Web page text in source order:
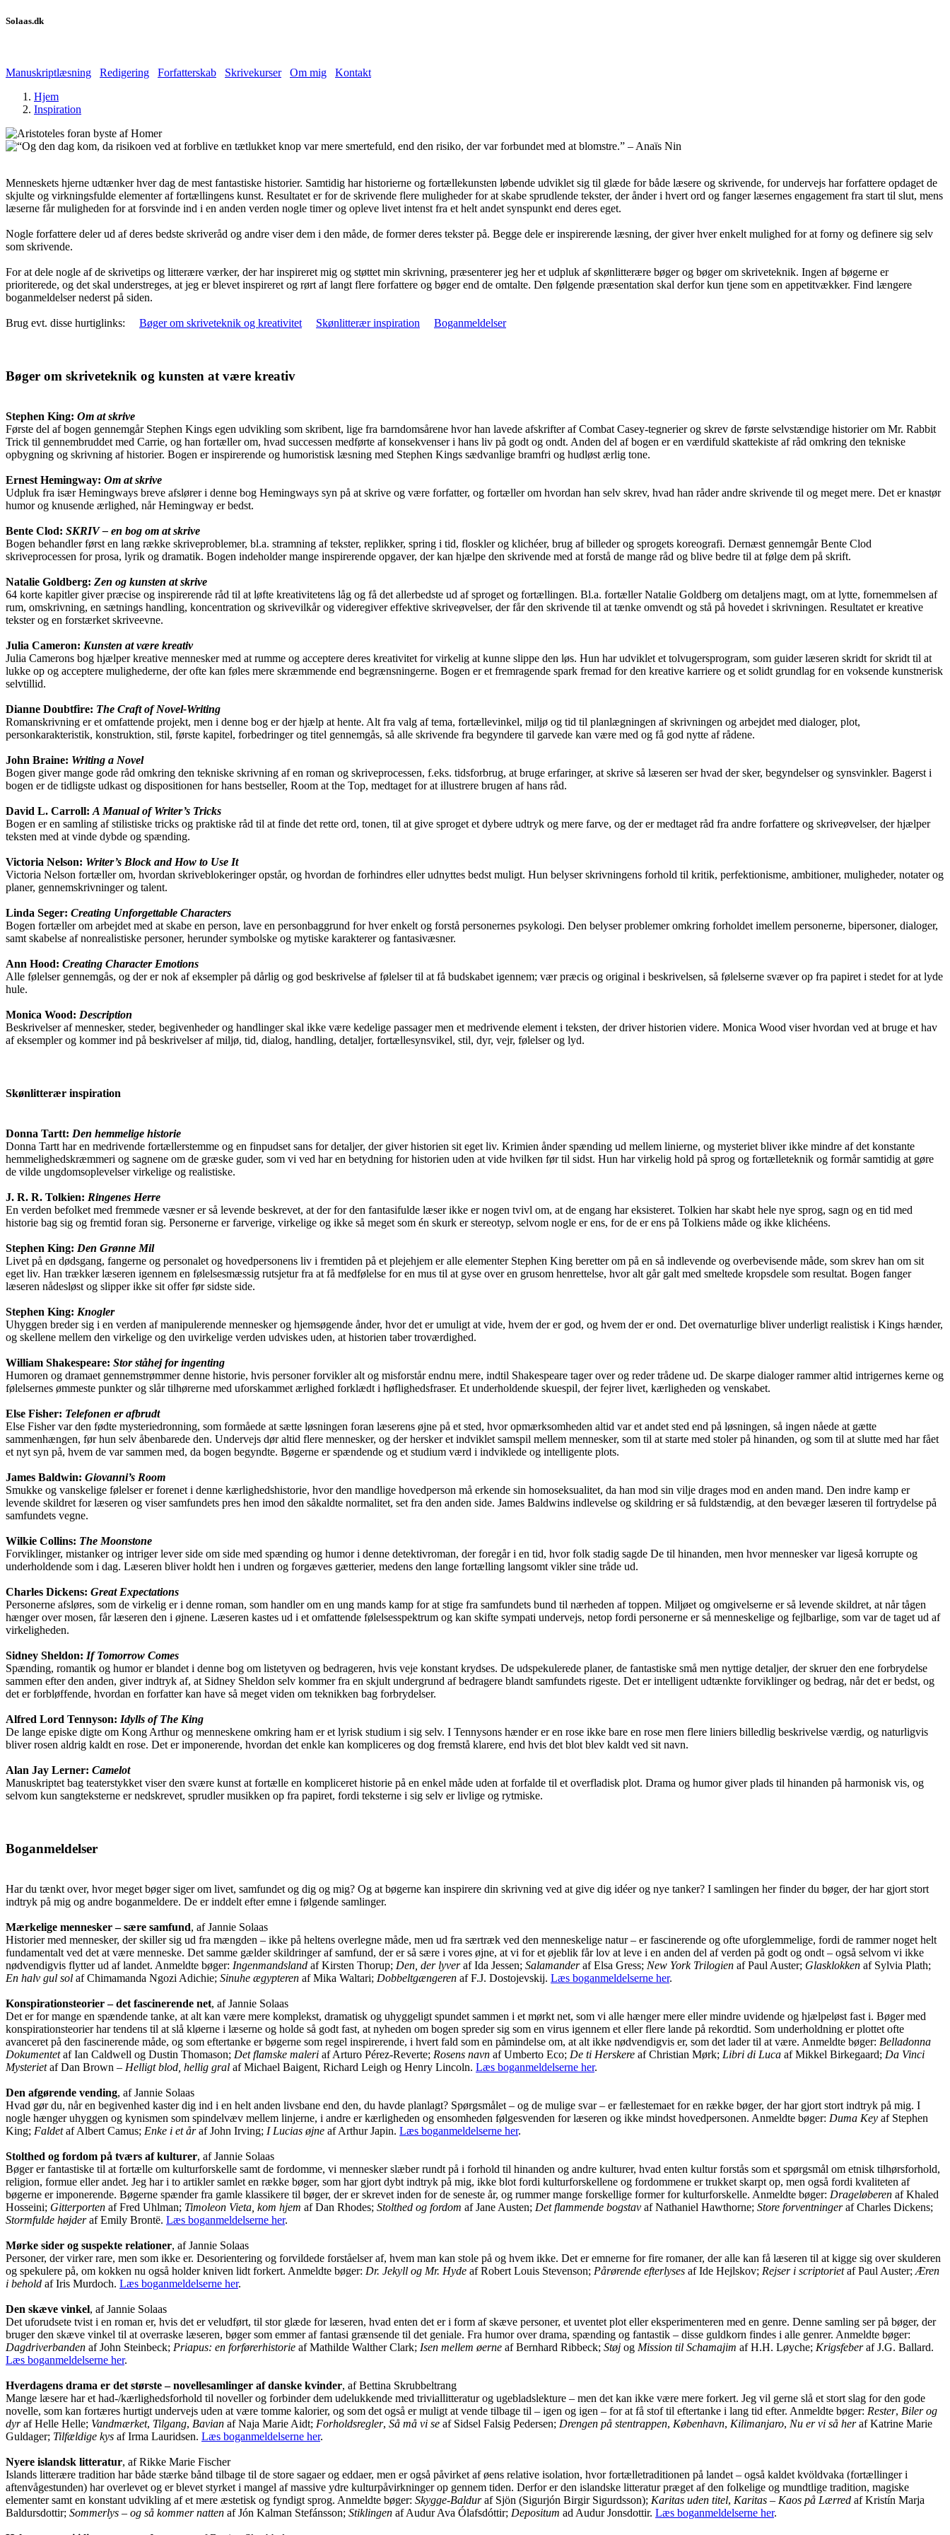
Solaas.dk
Manuskriptlæsning Redigering Forfatterskab Skrivekurser Om mig
Kontakt
Hjem
Inspiration
Menneskets hjerne udtænker hver dag de mest fantastiske historier. Samtidig har historierne og fortællekunsten løbende udviklet sig til glæde for både læsere og skrivende, for undervejs har forfattere opdaget de
skjulte og virkningsfulde elementer af fortællingens kunst. Resultatet er for de skrivende flere muligheder for at skabe sprudlende tekster, der ånder i hvert ord og fanger læsernes engagement fra start til slut, mens
læserne får muligheden for at forsvinde ind i en anden verden nogle timer og opleve livet intenst fra et helt andet synspunkt end deres eget.
Nogle forfattere deler ud af deres bedste skriveråd og andre viser dem i den måde, de former deres tekster på. Begge dele er inspirerende læsning, der giver hver enkelt mulighed for at forny og definere sig selv
som skrivende.
For at dele nogle af de skrivetips og litterære værker, der har inspireret mig og støttet min skrivning, præsenterer jeg her et udpluk af skønlitterære bøger og bøger om skriveteknik. Ingen af bøgerne er
prioriterede, og det skal understreges, at jeg er blevet inspireret og rørt af langt flere forfattere og bøger end de omtalte. Den følgende præsentation skal derfor kun tjene som en appetitvækker. Find længere
boganmeldelser nederst på siden.
Brug evt. disse hurtiglinks: Bøger om skriveteknik og kreativitet Skønlitterær inspiration Boganmeldelser
Bøger om skriveteknik og kunsten at være kreativ
Stephen King: Om at skrive
Første del af bogen gennemgår Stephen Kings egen udvikling som skribent, lige fra barndomsårene hvor han lavede afskrifter af Combat Casey-tegnerier og skrev de første selvstændige historier om Mr. Rabbit
Trick til gennembruddet med Carrie, og han fortæller om, hvad successen medførte af konsekvenser i hans liv på godt og ondt. Anden del af bogen er en værdifuld skattekiste af råd omkring den tekniske
opbygning og skrivning af historier. Bogen er inspirerende og humoristisk læsning med Stephen Kings sædvanlige bramfri og hudløst ærlig tone.
Ernest Hemingway: Om at skrive
Udpluk fra især Hemingways breve afslører i denne bog Hemingways syn på at skrive og være forfatter, og fortæller om hvordan han selv skrev, hvad han råder andre skrivende til og meget mere. Det er knastør
humor og knusende ærlighed, når Hemingway er bedst.
Bente Clod: SKRIV – en bog om at skrive
Bogen behandler først en lang række skriveproblemer, bl.a. stramning af tekster, replikker, spring i tid, floskler og klichéer, brug af billeder og sprogets koreografi. Dernæst gennemgår Bente Clod
skriveprocessen for prosa, lyrik og dramatik. Bogen indeholder mange inspirerende opgaver, der kan hjælpe den skrivende med at forstå de mange råd og blive bedre til at følge dem på skrift.
Natalie Goldberg: Zen og kunsten at skrive
64 korte kapitler giver præcise og inspirerende råd til at løfte kreativitetens låg og få det allerbedste ud af sproget og fortællingen. Bl.a. fortæller Natalie Goldberg om detaljens magt, om at lytte, fornemmelsen af
rum, omskrivning, en sætnings handling, koncentration og skrivevilkår og videregiver effektive skriveøvelser, der får den skrivende til at tænke omvendt og stå på hovedet i skrivningen. Resultatet er kreative
tekster og en forstærket skriveevne.
Julia Cameron: Kunsten at være kreativ
Julia Camerons bog hjælper kreative mennesker med at rumme og acceptere deres kreativitet for virkelig at kunne slippe den løs. Hun har udviklet et tolvugersprogram, som guider læseren skridt for skridt til at
lukke op og acceptere mulighederne, der ofte kan føles mere skræmmende end begrænsningerne. Bogen er et fremragende spark fremad for den kreative karriere og et solidt grundlag for en voksende kunstnerisk
selvtillid.
Dianne Doubtfire: The Craft of Novel-Writing
Romanskrivning er et omfattende projekt, men i denne bog er der hjælp at hente. Alt fra valg af tema, fortællevinkel, miljø og tid til planlægningen af skrivningen og arbejdet med dialoger, plot,
personkarakteristik, konstruktion, stil, første kapitel, forbedringer og titel gennemgås, så alle skrivende fra begyndere til garvede kan være med og få god nytte af rådene.
John Braine: Writing a Novel
Bogen giver mange gode råd omkring den tekniske skrivning af en roman og skriveprocessen, f.eks. tidsforbrug, at bruge erfaringer, at skrive så læseren ser hvad der sker, begyndelser og synsvinkler. Bagerst i
bogen er de tidligste udkast og dispositionen for hans bestseller, Room at the Top, medtaget for at illustrere brugen af hans råd.
David L. Carroll: A Manual of Writer’s Tricks
Bogen er en samling af stilistiske tricks og praktiske råd til at finde det rette ord, tonen, til at give sproget et dybere udtryk og mere farve, og der er medtaget råd fra andre forfattere og skriveøvelser, der hjælper
teksten med at vinde dybde og spænding.
Victoria Nelson: Writer’s Block and How to Use It
Victoria Nelson fortæller om, hvordan skriveblokeringer opstår, og hvordan de forhindres eller udnyttes bedst muligt. Hun belyser skrivningens forhold til kritik, perfektionisme, ambitioner, muligheder, notater og
planer, gennemskrivninger og talent.
Linda Seger: Creating Unforgettable Characters
Bogen fortæller om arbejdet med at skabe en person, lave en personbaggrund for hver enkelt og forstå personernes psykologi. Den belyser problemer omkring forholdet imellem personerne, bipersoner, dialoger,
samt skabelse af nonrealistiske personer, herunder symbolske og mytiske karakterer og fantasivæsner.
Ann Hood: Creating Character Emotions
Alle følelser gennemgås, og der er nok af eksempler på dårlig og god beskrivelse af følelser til at få budskabet igennem; vær præcis og original i beskrivelsen, så følelserne svæver op fra papiret i stedet for at lyde
hule.
Monica Wood: Description
Beskrivelser af mennesker, steder, begivenheder og handlinger skal ikke være kedelige passager men et medrivende element i teksten, der driver historien videre. Monica Wood viser hvordan ved at bruge et hav
af eksempler og kommer ind på beskrivelser af miljø, tid, dialog, handling, detaljer, fortællesynsvikel, stil, dyr, vejr, følelser og lyd.
Skønlitterær inspiration
Donna Tartt: Den hemmelige historie
Donna Tartt har en medrivende fortællerstemme og en finpudset sans for detaljer, der giver historien sit eget liv. Krimien ånder spænding ud mellem linierne, og mysteriet bliver ikke mindre af det konstante
hemmelighedskræmmeri og sagnene om de græske guder, som vi ved har en betydning for historien uden at vide hvilken før til sidst. Hun har virkelig hold på sprog og fortælleteknik og formår samtidig at gøre
de vilde ungdomsoplevelser virkelige og realistiske.
J. R. R. Tolkien: Ringenes Herre
En verden befolket med fremmede væsner er så levende beskrevet, at der for den fantasifulde læser ikke er nogen tvivl om, at de engang har eksisteret. Tolkien har skabt hele nye sprog, sagn og en tid med
historie bag sig og fremtid foran sig. Personerne er farverige, virkelige og ikke så meget som én skurk er stereotyp, selvom nogle er ens, for de er ens på Tolkiens måde og ikke klichéens.
Stephen King: Den Grønne Mil
Livet på en dødsgang, fangerne og personalet og hovedpersonens liv i fremtiden på et plejehjem er alle elementer Stephen King beretter om på en så indlevende og overbevisende måde, som skrev han om sit
eget liv. Han trækker læseren igennem en følelsesmæssig rutsjetur fra at få medfølelse for en mus til at gyse over en grusom henrettelse, hvor alt går galt med smeltede kropsdele som resultat. Bogen fanger
læseren nådesløst og slipper ikke sit offer før sidste side.
Stephen King: Knogler
Uhyggen breder sig i en verden af manipulerende mennesker og hjemsøgende ånder, hvor det er umuligt at vide, hvem der er god, og hvem der er ond. Det overnaturlige bliver underligt realistisk i Kings hænder,
og skellene mellem den virkelige og den uvirkelige verden udviskes uden, at historien taber troværdighed.
William Shakespeare: Stor ståhej for ingenting
Humoren og dramaet gennemstrømmer denne historie, hvis personer forvikler alt og misforstår endnu mere, indtil Shakespeare tager over og reder trådene ud. De skarpe dialoger rammer altid intrigernes kerne og
følelsernes ømmeste punkter og slår tilhørerne med uforskammet ærlighed forklædt i høflighedsfraser. Et underholdende skuespil, der fejrer livet, kærligheden og venskabet.
Else Fisher: Telefonen er afbrudt
Else Fisher var den fødte mysteriedronning, som formåede at sætte løsningen foran læserens øjne på et sted, hvor opmærksomheden altid var et andet sted end på løsningen, så ingen nåede at gætte
sammenhængen, før hun selv åbenbarede den. Undervejs dør altid flere mennesker, og der hersker et indviklet samspil mellem mennesker, som til at starte med stoler på hinanden, og som til at slutte med har fået
et nyt syn på, hvem de var sammen med, da bogen begyndte. Bøgerne er spændende og et studium værd i indviklede og intelligente plots.
James Baldwin: Giovanni’s Room
Smukke og vanskelige følelser er forenet i denne kærlighedshistorie, hvor den mandlige hovedperson må erkende sin homoseksualitet, da han mod sin vilje drages mod en anden mand. Den indre kamp er
levende skildret for læseren og viser samfundets pres hen imod den såkaldte normalitet, set fra den anden side. James Baldwins indlevelse og skildring er så fuldstændig, at den bevæger læseren til fortrydelse på
samfundets vegne.
Wilkie Collins: The Moonstone
Forviklinger, mistanker og intriger lever side om side med spænding og humor i denne detektivroman, der foregår i en tid, hvor folk stadig sagde De til hinanden, men hvor mennesker var ligeså korrupte og
underholdende som i dag. Læseren bliver holdt hen i undren og forgæves gætterier, medens den lange fortælling langsomt vikler sine tråde ud.
Charles Dickens: Great Expectations
Personerne afsløres, som de virkelig er i denne roman, som handler om en ung mands kamp for at stige fra samfundets bund til nærheden af toppen. Miljøet og omgivelserne er så levende skildret, at når tågen
hænger over mosen, får læseren den i øjnene. Læseren kastes ud i et omfattende følelsesspektrum og kan skifte sympati undervejs, netop fordi personerne er så menneskelige og fejlbarlige, som var de taget ud af
virkeligheden.
Sidney Sheldon: If Tomorrow Comes
Spænding, romantik og humor er blandet i denne bog om listetyven og bedrageren, hvis veje konstant krydses. De udspekulerede planer, de fantastiske små men nyttige detaljer, der skruer den ene forbrydelse
sammen efter den anden, giver indtryk af, at Sidney Sheldon selv kommer fra en skjult undergrund af bedragere blandt samfundets rigeste. Det er intelligent udtænkte forviklinger og bedrag, når det er bedst, og
det er forbløffende, hvordan en forfatter kan have så meget viden om teknikken bag forbrydelser.
Alfred Lord Tennyson: Idylls of The King
De lange episke digte om Kong Arthur og menneskene omkring ham er et lyrisk studium i sig selv. I Tennysons hænder er en rose ikke bare en rose men flere liniers billedlig beskrivelse værdig, og naturligvis
bliver rosen aldrig kaldt en rose. Det er imponerende, hvordan det enkle kan kompliceres og dog fremstå klarere, end hvis det blot blev kaldt ved sit navn.
Alan Jay Lerner: Camelot
Manuskriptet bag teaterstykket viser den svære kunst at fortælle en kompliceret historie på en enkel måde uden at forfalde til et overfladisk plot. Drama og humor giver plads til hinanden på harmonisk vis, og
selvom kun sangteksterne er nedskrevet, sprudler musikken op fra papiret, fordi teksterne i sig selv er livlige og rytmiske.
Boganmeldelser
Har du tænkt over, hvor meget bøger siger om livet, samfundet og dig og mig? Og at bøgerne kan inspirere din skrivning ved at give dig idéer og nye tanker? I samlingen her finder du bøger, der har gjort stort
indtryk på mig og andre boganmeldere. De er inddelt efter emne i følgende samlinger.
Mærkelige mennesker – sære samfund, af Jannie Solaas
Historier med mennesker, der skiller sig ud fra mængden – ikke på heltens overlegne måde, men ud fra særtræk ved den menneskelige natur – er fascinerende og ofte uforglemmelige, fordi de rammer noget helt
fundamentalt ved det at være menneske. Det samme gælder skildringer af samfund, der er så sære i vores øjne, at vi for et øjeblik får lov at leve i en anden del af verden på godt og ondt – også selvom vi ikke
nødvendigvis flytter ud af landet. Anmeldte bøger: Ingenmandsland af Kirsten Thorup; Den, der lyveraf Ida Jessen; Salamanderaf Elsa Gress; New York Trilogien af Paul Auster; Glasklokken af Sylvia Plath;
En halv gul sol af Chimamanda Ngozi Adichie; Sinuhe ægypteren af Mika Waltari; Dobbeltgængeren af F.J. Dostojevskij. Læs boganmeldelserne her.
Konspirationsteorier – det fascinerende net, af Jannie Solaas
Det er for mange en spændende tanke, at alt kan være mere komplekst, dramatisk og uhyggeligt spundet sammen i et mørkt net, som vi alle hænger mere eller mindre uvidende og hjælpeløst fast i. Bøger med
konspirationsteorier har tendens til at slå kløerne i læserne og holde så godt fast, at nyheden om bogen spreder sig som en virus igennem et eller flere lande på rekordtid. Som underholdning er plottet ofte
avanceret på den fascinerende måde, og som eftertanke er bøgerne som regel inspirerende, i hvert fald som en påmindelse om, at alt ikke nødvendigvis er, som det lader til at være. Anmeldte bøger: Belladonna
Dokumentetaf Ian Caldwell og Dustin Thomason; Det flamske maleri af Arturo Pérez-Reverte; Rosens navn af Umberto Eco; De ti Herskere af Christian Mørk; Libri di Luca af Mikkel Birkegaard; Da Vinci
Mysterietaf Dan Brown – Helligt blod, hellig gral af Michael Baigent, Richard Leigh og Henry Lincoln. Læs boganmeldelserne her.
Den afgørende vending, af Jannie Solaas
Hvad gør du, når en begivenhed kaster dig ind i en helt anden livsbane end den, du havde planlagt? Spørgsmålet – og de mulige svar – er fællestemaet for en række bøger, der har gjort stort indtryk på mig. I
nogle hænger uhyggen og kynismen som spindelvæv mellem linjerne, i andre er kærligheden og ensomheden følgesvenden for læseren og ikke mindst hovedpersonen. Anmeldte bøger: Duma Key af Stephen
King; Faldetaf Albert Camus; Enke i et åraf John Irving; I Lucias øjne af Arthur Japin. Læs boganmeldelserne her.
Stolthed og fordom på tværs af kulturer, af Jannie Solaas
Bøger er fantastiske til at fortælle om kulturforskelle samt de fordomme, vi mennesker slæber rundt på i forhold til hinanden og andre kulturer, hvad enten kultur forstås som et spørgsmål om etnisk tilhørsforhold,
religion, formue eller andet. Jeg har i to artikler samlet en række bøger, som har gjort dybt indtryk på mig, ikke blot fordi kulturforskellene og fordommene er trukket skarpt op, men også fordi kvaliteten af
bøgerne er imponerende. Bøgerne spænder fra gamle klassikere til bøger, der er skrevet inden for de seneste år, og rummer mange forskellige former for kulturforskelle. Anmeldte bøger: Drageløberen af Khaled
Hosseini; Gitterporten af Fred Uhlman; Timoleon Vieta, kom hjem af Dan Rhodes; Stolthed og fordom af Jane Austen; Det flammende bogstav af Nathaniel Hawthorne; Store forventningeraf Charles Dickens;
Stormfulde højderaf Emily Brontë. Læs boganmeldelserne her.
Mørke sider og suspekte relationer, af Jannie Solaas
Personer, der virker rare, men som ikke er. Desorientering og forvildede forståelser af, hvem man kan stole på og hvem ikke. Det er emnerne for fire romaner, der alle kan få læseren til at kigge sig over skulderen
og spekulere på, om kokken nu også holder kniven lidt forkert. Anmeldte bøger: Dr. Jekyll og Mr. Hyde af Robert Louis Stevenson; Pårørende efterlyses af Ide Hejlskov; Rejser i scriptorietaf Paul Auster; Æren
i behold af Iris Murdoch. Læs boganmeldelserne her.
Den skæve vinkel, af Jannie Solaas
Det uforudsete tvist i en roman er, hvis det er veludført, til stor glæde for læseren, hvad enten det er i form af skæve personer, et uventet plot eller eksperimenteren med en genre. Denne samling ser på bøger, der
bruger den skæve vinkel til at overraske læseren, bøger som emmer af fantasi grænsende til det geniale. Fra humor over drama, spænding og fantastik – disse guldkorn findes i alle genrer. Anmeldte bøger:
Dagdriverbanden af John Steinbeck; Priapus: en forførerhistorie af Mathilde Walther Clark; Isen mellem øerne af Bernhard Ribbeck; Støj og Mission til Schamajim af H.H. Løyche; Krigsfeberaf J.G. Ballard.
Læs boganmeldelserne her.
Hverdagens drama er det største – novellesamlinger af danske kvinder, af Bettina Skrubbeltrang
Mange læsere har et had-/kærlighedsforhold til noveller og forbinder dem udelukkende med triviallitteratur og ugebladslekture – men det kan ikke være mere forkert. Jeg vil gerne slå et stort slag for den gode
novelle, som kan fortæres hurtigt undervejs uden at være tomme kalorier, og som det også er muligt at vende tilbage til – igen og igen – for at få stof til eftertanke i lang tid efter. Anmeldte bøger: Rester, Biler og
dyraf Helle Helle; Vandmærket, Tilgang, Bavian af Naja Marie Aidt; Forholdsregler, Så må vi se af Sidsel Falsig Pedersen; Drengen på stentrappen, København, Kilimanjaro, Nu er vi så heraf Katrine Marie
Guldager; Tilfældige kys af Irma Lauridsen. Læs boganmeldelserne her.
Nyere islandsk litteratur, af Rikke Marie Fischer
Islands litterære tradition har både stærke bånd tilbage til de store sagaer og eddaer, men er også påvirket af øens relative isolation, hvor fortælletraditionen på landet – også kaldet kvöldvaka (fortællinger i
aftenvågestunden) har overlevet og er blevet styrket i mangel af massive ydre kulturpåvirkninger op gennem tiden. Derfor er den islandske litteratur præget af den folkelige og mundtlige tradition, magiske
elementer samt en konstant udvikling af et mere æstetisk og fyndigt sprog. Anmeldte bøger: Skygge-Balduraf Sjön (Sigurjón Birgir Sigurdsson); Karitas uden titel, Karitas – Kaos på Lærred af Kristín Marja
Baldursdottir; Sommerlys – og så kommer natten af Jón Kalman Stefánsson; Stiklingen af Audur Ava Ólafsdóttir; Depositum ad Audur Jonsdottir. Læs boganmeldelserne her.